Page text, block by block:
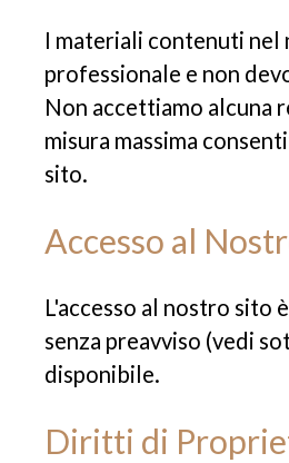
I materiali contenuti nel
professionale e non
Non accettiamo alcuna
misura massima
sito.
Accesso al
L'accesso al nostro sito
senza preavviso (vedi
disponibile.
Diritti di